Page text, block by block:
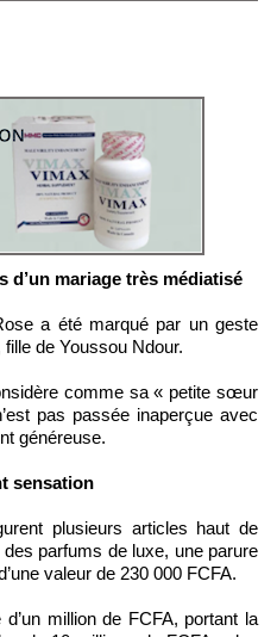
d’un mariage très médiatisé
a été marqué par un geste
de Youssou Ndour.
comme sa « petite sœur
pas passée inaperçue avec
généreuse.
sensation
plusieurs articles haut de
parfums de luxe, une parure
valeur de 230 000 FCFA.
million de FCFA, portant la